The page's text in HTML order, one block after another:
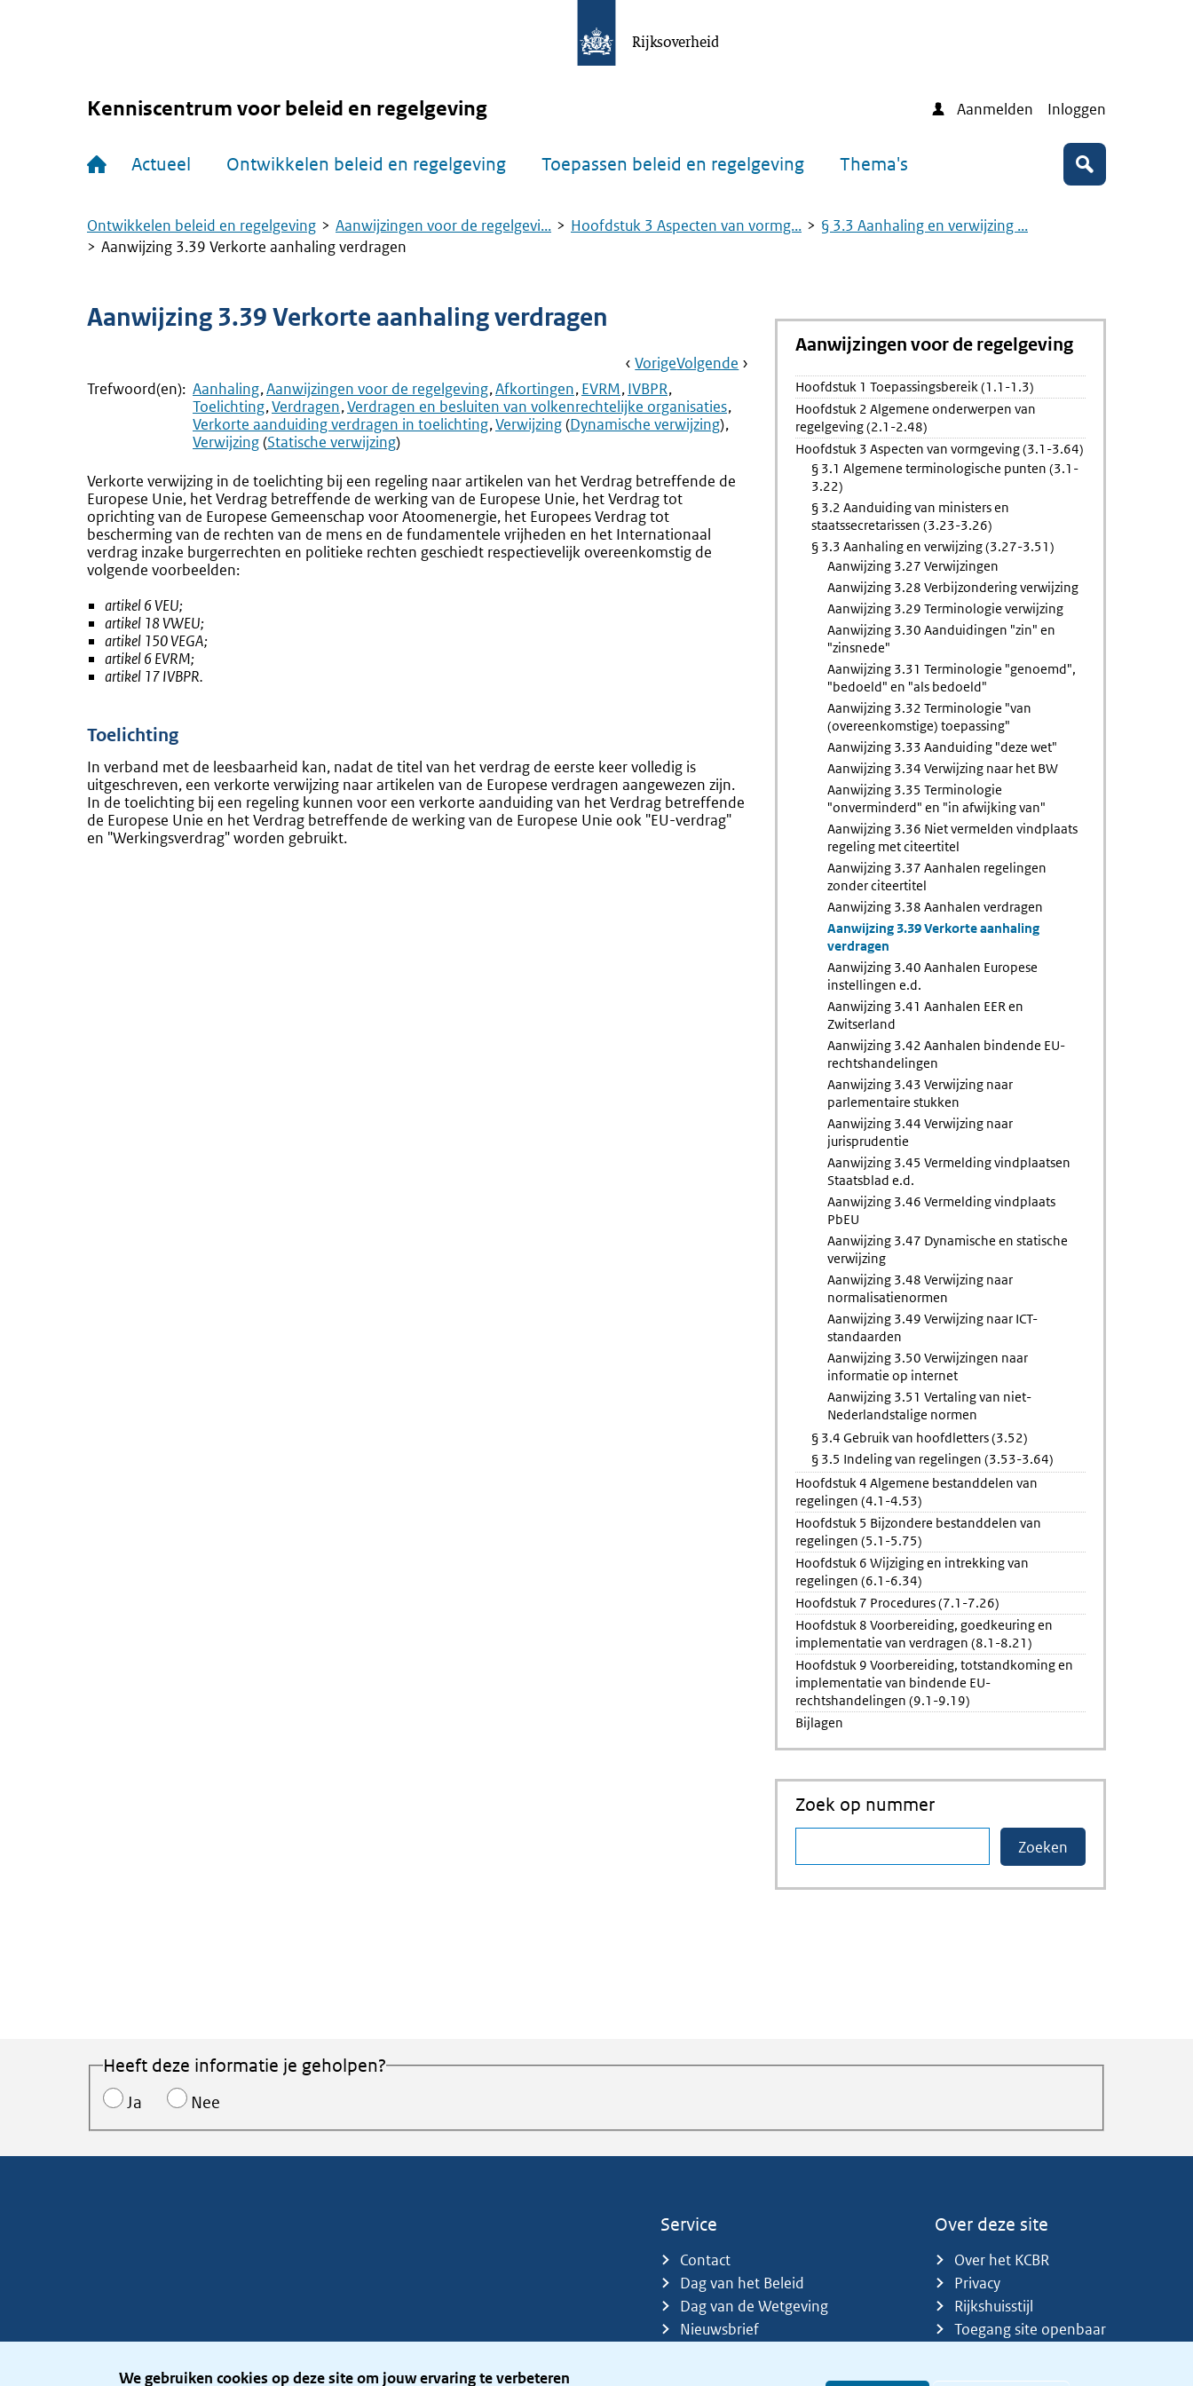
We gebruiken cookies op deze site om jouw ervaring te verbeteren
Rijksoverheid
Kenniscentrum voor beleid en regelgeving Aanmelden Inloggen
Actueel Ontwikkelen beleid en regelgeving Toepassen beleid en regelgeving Thema's Zoeken
Kruimelpad
Ontwikkelen beleid en regelgeving Aanwijzingen voor de regelgevi... Hoofdstuk 3 Aspecten van vormg...
§ 3.3 Aanhaling en verwijzing ...
Aanwijzing 3.39 Verkorte aanhaling verdragen
Aanwijzing 3.39 Verkorte aanhaling verdragen
Book
Navigation
Ga
Naar
VorigePagina:
3.38
Aanhalen
Verdragen
Ga
Volgende Pagina:
Aanwijzing
Aanhalen
Europese
Instellingen
Trefwoord(en): Aanhaling Aanwijzingen voor de regelgeving Afkortingen EVRM IVBPR
Toelichting Verdragen Verdragen en besluiten van volkenrechtelijke organisaties
Verkorte aanduiding verdragen in toelichting Verwijzing(Dynamische verwijzing)
Verwijzing(Statische verwijzing)
Verkorte verwijzing in de toelichting bij een regeling naar artikelen van het Verdrag betreffende de
Europese Unie, het Verdrag betreffende de werking van de Europese Unie, het Verdrag tot
oprichting van de Europese Gemeenschap voor Atoomenergie, het Europees Verdrag tot
bescherming van de rechten van de mens en de fundamentele vrijheden en het Internationaal
verdrag inzake burgerrechten en politieke rechten geschiedt respectievelijk overeenkomstig de
volgende voorbeelden:
artikel 6 VEU;
artikel 18 VWEU;
artikel 150 VEGA;
artikel 6 EVRM;
artikel 17 IVBPR.
Toelichting
In verband met de leesbaarheid kan, nadat de titel van het verdrag de eerste keer volledig is
uitgeschreven, een verkorte verwijzing naar artikelen van de Europese verdragen aangewezen zijn.
In de toelichting bij een regeling kunnen voor een verkorte aanduiding van het Verdrag betreffende
de Europese Unie en het Verdrag betreffende de werking van de Europese Unie ook "EU-verdrag"
en "Werkingsverdrag" worden gebruikt.
Aanwijzingen voor de regelgeving
Hoofdstuk 1 Toepassingsbereik (1.1-1.3)
Hoofdstuk 2 Algemene onderwerpen van
regelgeving (2.1-2.48)
Hoofdstuk 3 Aspecten van vormgeving (3.1-3.64)
§ 3.1 Algemene terminologische punten (3.1-
3.22)
§ 3.2 Aanduiding van ministers en
staatssecretarissen (3.23-3.26)
§ 3.3 Aanhaling en verwijzing (3.27-3.51)
Aanwijzing 3.27 Verwijzingen
Aanwijzing 3.28 Verbijzondering verwijzing
Aanwijzing 3.29 Terminologie verwijzing
Aanwijzing 3.30 Aanduidingen "zin" en
"zinsnede"
Aanwijzing 3.31 Terminologie "genoemd",
"bedoeld" en "als bedoeld"
Aanwijzing 3.32 Terminologie "van
(overeenkomstige) toepassing"
Aanwijzing 3.33 Aanduiding "deze wet"
Aanwijzing 3.34 Verwijzing naar het BW
Aanwijzing 3.35 Terminologie
"onverminderd" en "in afwijking van"
Aanwijzing 3.36 Niet vermelden vindplaats
regeling met citeertitel
Aanwijzing 3.37 Aanhalen regelingen
zonder citeertitel
Aanwijzing 3.38 Aanhalen verdragen
Aanwijzing 3.39 Verkorte aanhaling
verdragen
Aanwijzing 3.40 Aanhalen Europese
instellingen e.d.
Aanwijzing 3.41 Aanhalen EER en
Zwitserland
Aanwijzing 3.42 Aanhalen bindende EU-
rechtshandelingen
Aanwijzing 3.43 Verwijzing naar
parlementaire stukken
Aanwijzing 3.44 Verwijzing naar
jurisprudentie
Aanwijzing 3.45 Vermelding vindplaatsen
Staatsblad e.d.
Aanwijzing 3.46 Vermelding vindplaats
PbEU
Aanwijzing 3.47 Dynamische en statische
verwijzing
Aanwijzing 3.48 Verwijzing naar
normalisatienormen
Aanwijzing 3.49 Verwijzing naar ICT-
standaarden
Aanwijzing 3.50 Verwijzingen naar
informatie op internet
Aanwijzing 3.51 Vertaling van niet-
Nederlandstalige normen
§ 3.4 Gebruik van hoofdletters (3.52)
§ 3.5 Indeling van regelingen (3.53-3.64)
Hoofdstuk 4 Algemene bestanddelen van
regelingen (4.1-4.53)
Hoofdstuk 5 Bijzondere bestanddelen van
regelingen (5.1-5.75)
Hoofdstuk 6 Wijziging en intrekking van
regelingen (6.1-6.34)
Hoofdstuk 7 Procedures (7.1-7.26)
Hoofdstuk 8 Voorbereiding, goedkeuring en
implementatie van verdragen (8.1-8.21)
Hoofdstuk 9 Voorbereiding, totstandkoming en
implementatie van bindende EU-
rechtshandelingen (9.1-9.19)
Bijlagen
Zoek op nummer
Heeft deze informatie je geholpen?
Ja Nee
Service
Contact
Dag van het Beleid
Dag van de Wetgeving
Nieuwsbrief
Over deze site
Over het KCBR
Privacy
Rijkshuisstijl
Toegang site openbaar